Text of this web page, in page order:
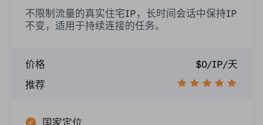
不限制流量的真实住宅IP，长时间会话中保持IP
不变，适用于持续连接的任务。
价格
$0/IP/天
推荐